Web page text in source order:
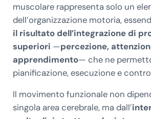
muscolare rappresenta solo un
dell’organizzazione motoria,
il risultato dell’integrazione di
superiori —percezione,
apprendimento— che ne
pianificazione, esecuzione e
Il movimento funzionale non
singola area cerebrale, ma dall’